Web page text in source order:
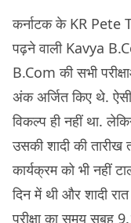
कर्नाटक के KR Pete
पढ़ने वाली Kavya
B.Com की सभी
अंक अर्जित किए थे. ऐसी
विकल्प ही नहीं था.
उसकी शादी की
कार्यक्रम को भी नहीं
दिन में थी और शादी
परीक्षा का समय सुबह